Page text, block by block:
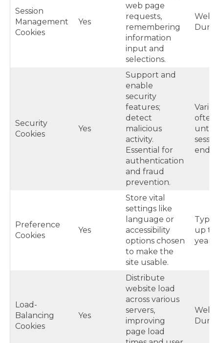
Session
Management
Cookies
Yes
web page
requests,
remembering
information
input and
selections.
Web
Security
Cookies
Yes
Support and
enable
security
features;
detect
malicious
activity.
Essential for
authentication
and fraud
prevention.
Varies,
often
until
end
Preference
Cookies
Yes
Store vital
settings like
language or
accessibility
options chosen
to make the
site usable.
up to
year
Load-
Balancing
Cookies
Yes
Distribute
website load
across various
servers,
improving
page load
Web